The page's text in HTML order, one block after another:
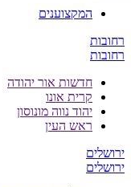
המקצוענים
חדשות אור יהודה
קרית אונו
יהוד נווה מונוסון
ראש העין